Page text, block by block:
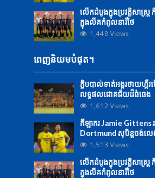
លើក​ដំបូង​ក្នុង​ប្រវត្តិសាស្ត្រ
ក្នុង​លីគ​កំពូលនារី​ថៃ
1,448 Views
ពេញនិយមបំផុត។
ក្លិបបាល់ទាត់អង្គរថាយហ្គឺរ
លទ្ធផលជោគជ័យដ៏ធំធេង
1,612 Views
កីឡាករ Jamie Gittens
Dortmund សុបិន្តចង់លេ
1,513 Views
លើក​ដំបូង​ក្នុង​ប្រវត្តិសាស្ត្រ
ក្នុង​លីគ​កំពូលនារី​ថៃ